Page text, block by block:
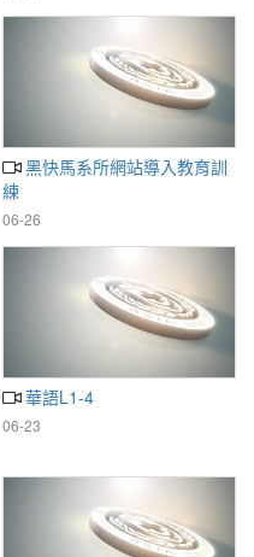
黑快馬系所網站導入教育訓
練
06-26
華語L1-4
06-23